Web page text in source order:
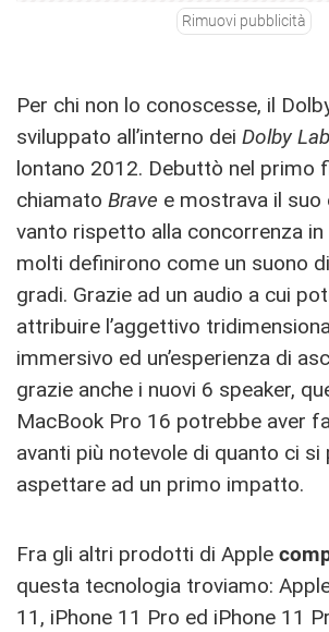
Rimuovi pubblicità
Per chi non lo conoscesse, il
sviluppato all’interno dei Dolby
lontano 2012. Debuttò nel primo
chiamato Brave e mostrava il suo
vanto rispetto alla concorrenza in
molti definirono come un suono
gradi. Grazie ad un audio a cui
attribuire l’aggettivo
immersivo ed un’esperienza di
grazie anche i nuovi 6 speaker,
MacBook Pro 16 potrebbe aver
avanti più notevole di quanto ci si
aspettare ad un primo impatto.
Fra gli altri prodotti di Apple
questa tecnologia troviamo:
11, iPhone 11 Pro ed iPhone 11